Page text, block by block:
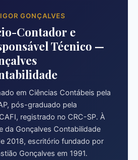
GONÇALVES
Contador e
Técnico —
em Ciências Contábeis pela
pós-graduado pela
registrado no CRC-SP. À
da Gonçalves Contabilidade
2018, escritório fundado por
Gonçalves em 1991.